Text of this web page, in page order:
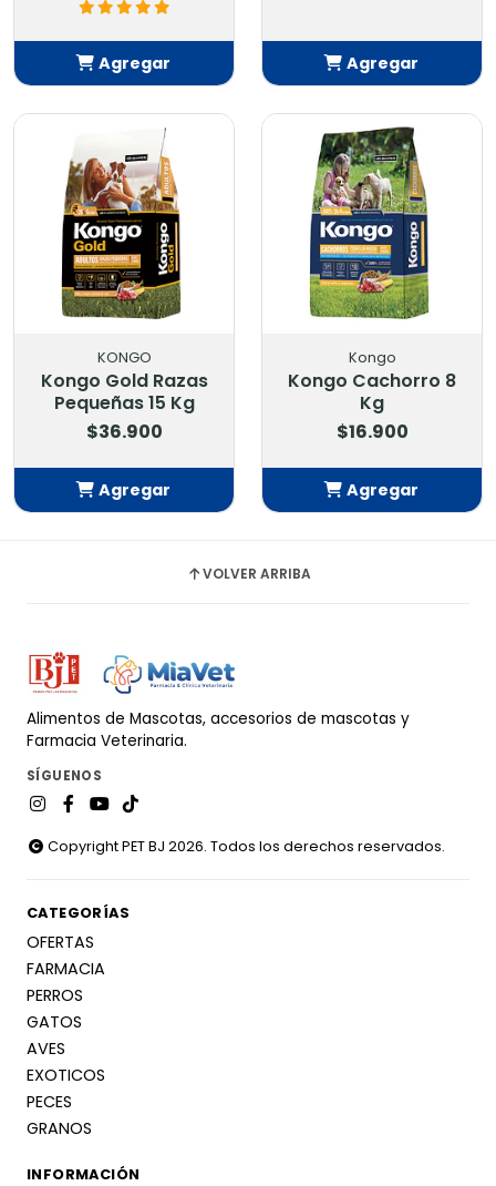
Agregar
Agregar
KONGO
Kongo Gold Razas
Pequeñas 15 Kg
$36.900
Agregar
Kongo
Kongo Cachorro 8
Kg
$16.900
Agregar
VOLVER ARRIBA
Alimentos de Mascotas, accesorios de mascotas y
Farmacia Veterinaria.
SÍGUENOS
Copyright PET BJ 2026. Todos los derechos reservados.
CATEGORÍAS
OFERTAS
FARMACIA
PERROS
GATOS
AVES
EXOTICOS
PECES
GRANOS
INFORMACIÓN